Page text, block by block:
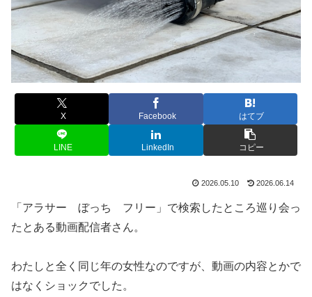
X Facebook はてブ
LINE LinkedIn コピー
2026.05.10 2026.06.14
「アラサー ぼっち フリー」で検索したところ巡り会っ
たとある動画配信者さん。
わたしと全く同じ年の女性なのですが、動画の内容とかで
はなくショックでした。